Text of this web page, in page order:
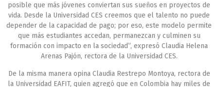
posible que más jóvenes conviertan sus sueños en proyectos de
vida. Desde la Universidad CES creemos que el talento no puede
depender de la capacidad de pago; por eso, este modelo permite
que más estudiantes accedan, permanezcan y culminen su
formación con impacto en la sociedad”, expresó Claudia Helena
Arenas Pajón, rectora de la Universidad CES.
De la misma manera opina Claudia Restrepo Montoya, rectora de
la Universidad EAFIT, quien agregó que en Colombia hay miles de